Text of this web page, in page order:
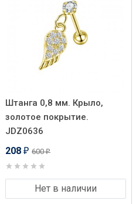
Штанга 0,8 мм. Крыло,
золотое покрытие.
JDZ0636
208 ₽ 600₽
Нет в наличии